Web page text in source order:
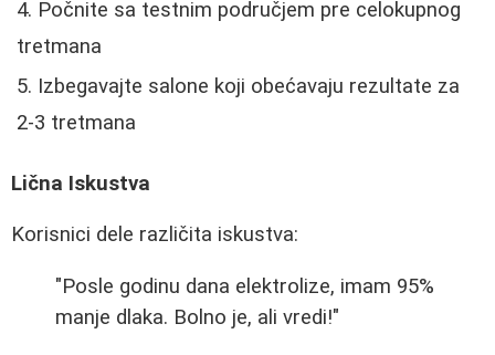
Počnite sa testnim područjem pre celokupnog
tretmana
Izbegavajte salone koji obećavaju rezultate za
2-3 tretmana
Lična Iskustva
Korisnici dele različita iskustva:
"Posle godinu dana elektrolize, imam 95%
manje dlaka. Bolno je, ali vredi!"